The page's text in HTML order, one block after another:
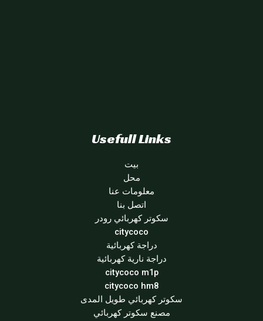
Usefull Links
بيت
محل
معلومات عنا
اتصل بنا
سكوتر كهربائي رودر
citycoco
دراجة كهربائية
دراجة نارية كهربائية
citycoco m1p
citycoco hm8
سكوتر كهربائي طويل المدى
مصنع سكوتر كهربائي